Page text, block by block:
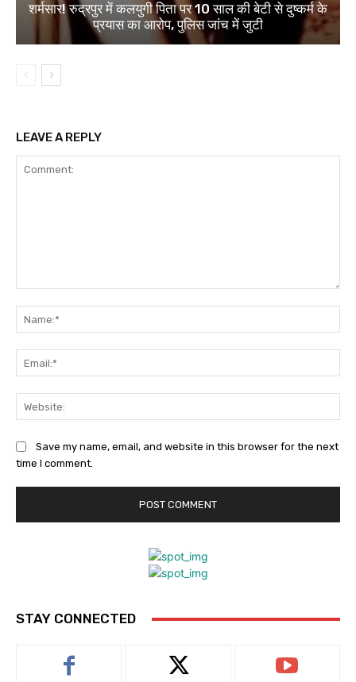
शर्मसार! रुद्रपुर में कलयुगी पिता पर 10 साल की बेटी से दुष्कर्म के
प्रयास का आरोप, पुलिस जांच में जुटी
LEAVE A REPLY
Save my name, email, and website in this browser for the next
time I comment.
STAY CONNECTED